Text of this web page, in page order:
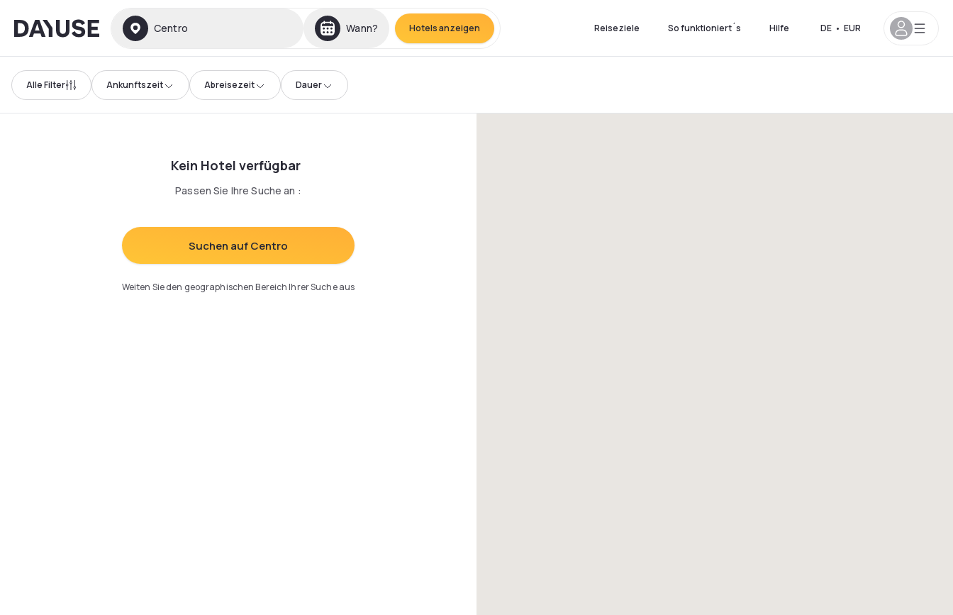
Dayuse Centro Wann? Hotels anzeigen Reiseziele So funktioniert´s Hilfe DE • EUR
Alle Filter Ankunftszeit Abreisezeit Dauer
Kein Hotel verfügbar
Passen Sie Ihre Suche an :
Suchen auf Centro
Weiten Sie den geographischen Bereich Ihrer Suche aus